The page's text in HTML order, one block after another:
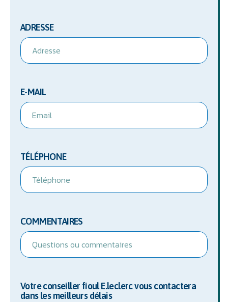
ADRESSE
E-MAIL
TÉLÉPHONE
COMMENTAIRES
Votre conseiller fioul E.leclerc vous contactera
dans les meilleurs délais